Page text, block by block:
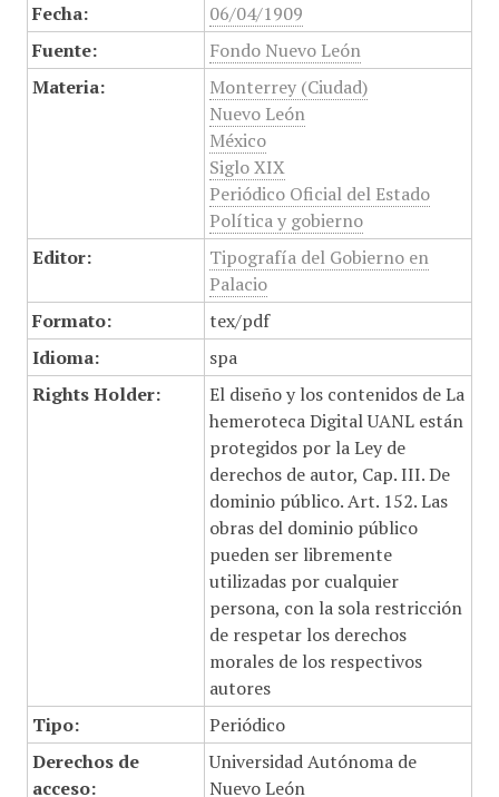
Fecha:
06/04/1909
Fuente:
Fondo Nuevo León
Materia:
Monterrey (Ciudad)
Nuevo León
México
Siglo XIX
Periódico Oficial del Estado
Política y gobierno
Editor:
Tipografía del Gobierno en
Palacio
Formato:
tex/pdf
Idioma:
spa
Rights Holder:
El diseño y los contenidos de La
hemeroteca Digital UANL están
protegidos por la Ley de
derechos de autor, Cap. III. De
dominio público. Art. 152. Las
obras del dominio público
pueden ser libremente
utilizadas por cualquier
persona, con la sola restricción
de respetar los derechos
morales de los respectivos
autores
Tipo:
Periódico
Derechos de
acceso:
Universidad Autónoma de
Nuevo León